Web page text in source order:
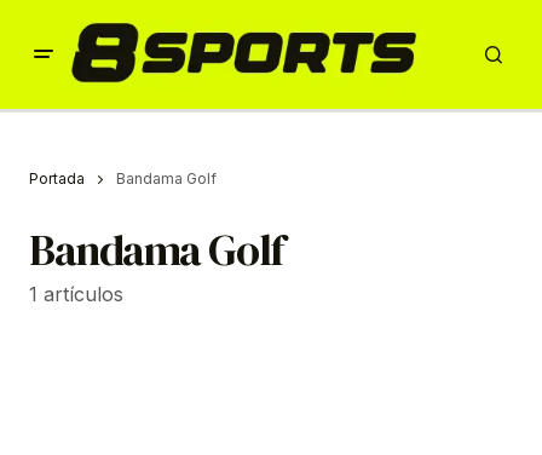
Portada Bandama Golf
Bandama Golf
1 artículos